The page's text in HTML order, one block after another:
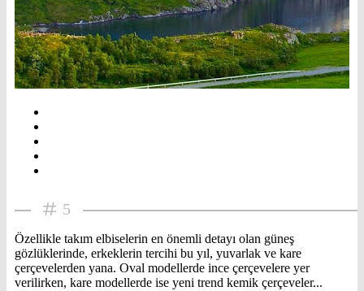
5
Özellikle takım elbiselerin en önemli detayı olan güneş
gözlüklerinde, erkeklerin tercihi bu yıl, yuvarlak ve kare
çerçevelerden yana. Oval modellerde ince çerçevelere yer
verilirken, kare modellerde ise yeni trend kemik çerçeveler...